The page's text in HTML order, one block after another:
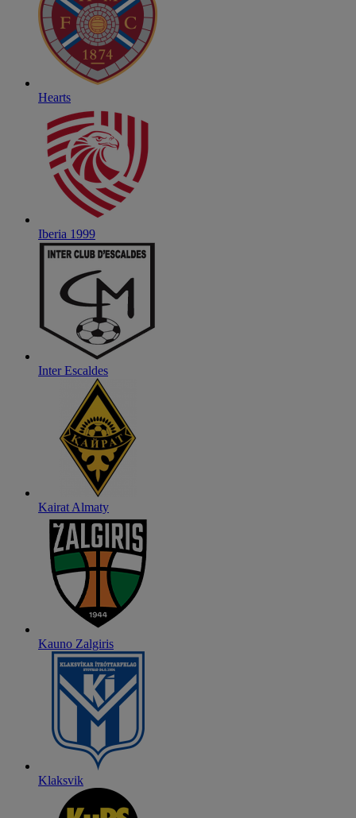
Hearts
Iberia 1999
Inter Escaldes
Kairat Almaty
Kauno Zalgiris
Klaksvik